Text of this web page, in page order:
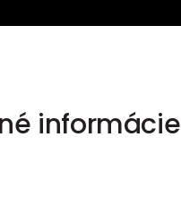
informácie